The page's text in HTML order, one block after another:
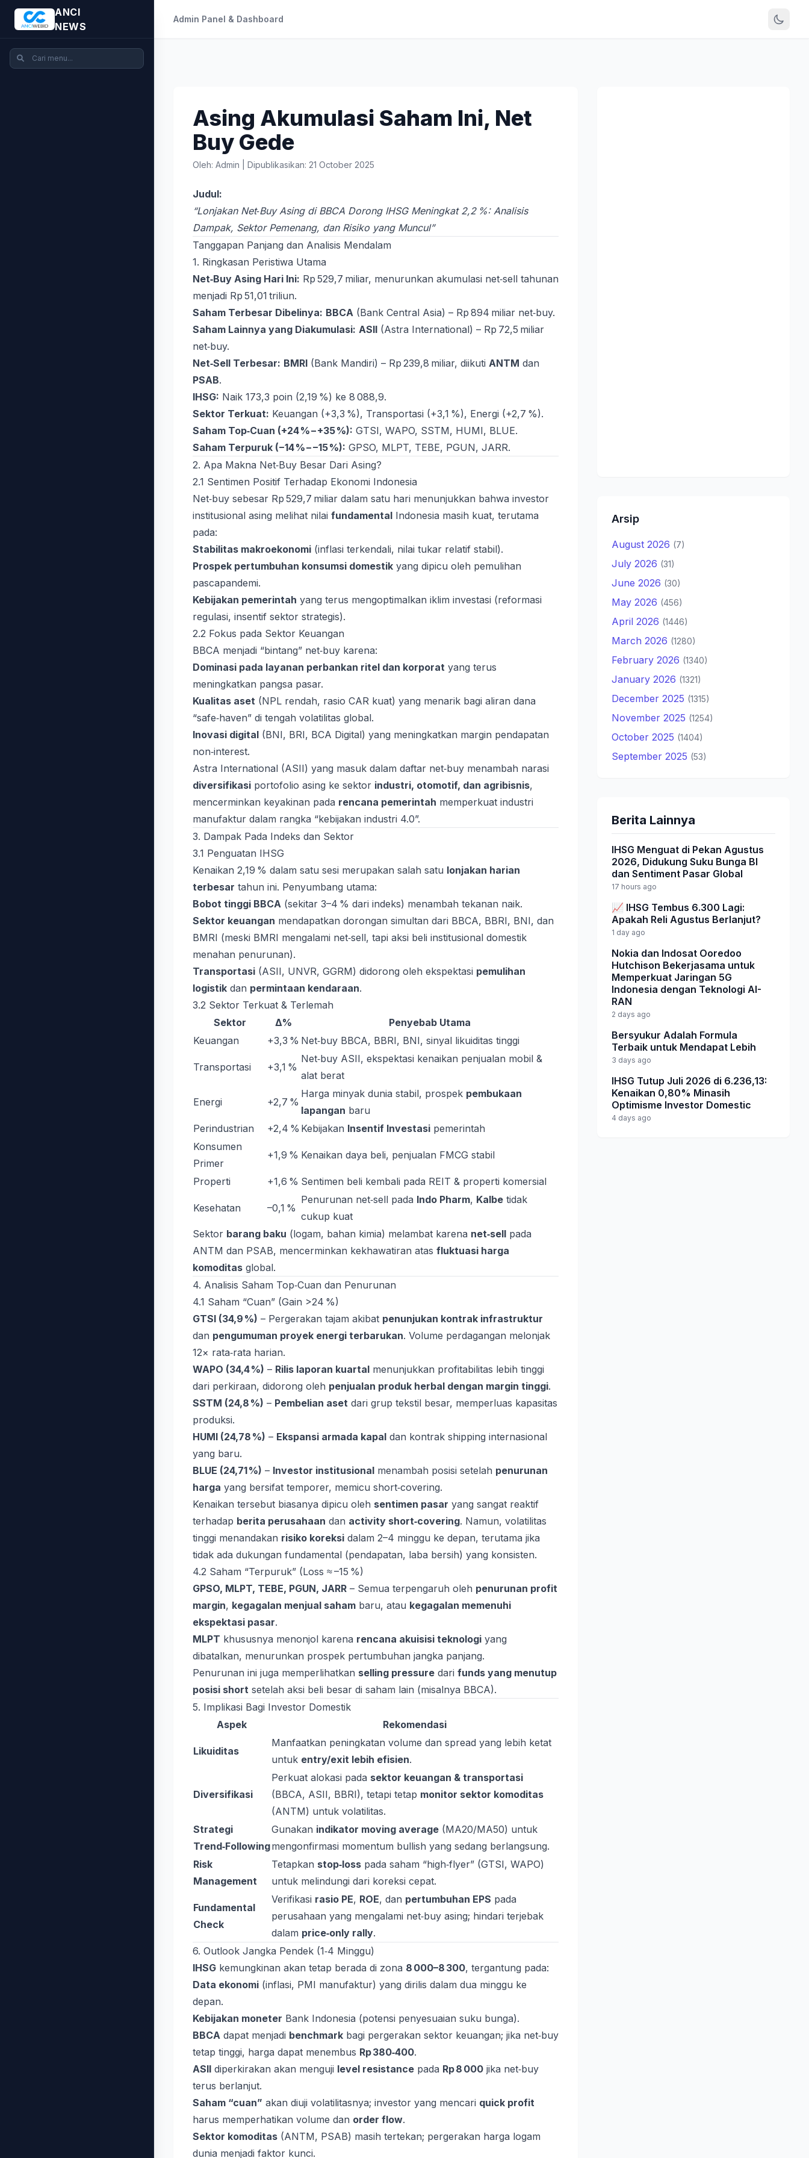
ANCI
NEWS
Admin Panel & Dashboard
Asing Akumulasi Saham Ini, Net
Buy Gede
Oleh: Admin Dipublikasikan: 21 October 2025
Judul:
“Lonjakan Net‑Buy Asing di BBCA Dorong IHSG Meningkat 2,2 %: Analisis
Dampak, Sektor Pemenang, dan Risiko yang Muncul”
Tanggapan Panjang dan Analisis Mendalam
1. Ringkasan Peristiwa Utama
Net‑Buy Asing Hari Ini: Rp 529,7 miliar, menurunkan akumulasi net‑sell tahunan
menjadi Rp 51,01 triliun.
Saham Terbesar Dibelinya: BBCA (Bank Central Asia) – Rp 894 miliar net‑buy.
Saham Lainnya yang Diakumulasi: ASII (Astra International) – Rp 72,5 miliar
net‑buy.
Net‑Sell Terbesar: BMRI (Bank Mandiri) – Rp 239,8 miliar, diikuti ANTM dan
PSAB.
IHSG: Naik 173,3 poin (2,19 %) ke 8 088,9.
Sektor Terkuat: Keuangan (+3,3 %), Transportasi (+3,1 %), Energi (+2,7 %).
Saham Top‑Cuan (+24 % – +35 %): GTSI, WAPO, SSTM, HUMI, BLUE.
Saham Terpuruk (−14 % – −15 %): GPSO, MLPT, TEBE, PGUN, JARR.
2. Apa Makna Net‑Buy Besar Dari Asing?
2.1 Sentimen Positif Terhadap Ekonomi Indonesia
Net‑buy sebesar Rp 529,7 miliar dalam satu hari menunjukkan bahwa investor
institusional asing melihat nilai fundamental Indonesia masih kuat, terutama
pada:
Stabilitas makroekonomi (inflasi terkendali, nilai tukar relatif stabil).
Prospek pertumbuhan konsumsi domestik yang dipicu oleh pemulihan
pascapandemi.
Kebijakan pemerintah yang terus mengoptimalkan iklim investasi (reformasi
regulasi, insentif sektor strategis).
2.2 Fokus pada Sektor Keuangan
BBCA menjadi “bintang” net‑buy karena:
Dominasi pada layanan perbankan ritel dan korporat yang terus
meningkatkan pangsa pasar.
Kualitas aset (NPL rendah, rasio CAR kuat) yang menarik bagi aliran dana
“safe‑haven” di tengah volatilitas global.
Inovasi digital (BNI, BRI, BCA Digital) yang meningkatkan margin pendapatan
non‑interest.
Astra International (ASII) yang masuk dalam daftar net‑buy menambah narasi
diversifikasi portofolio asing ke sektor industri, otomotif, dan agribisnis,
mencerminkan keyakinan pada rencana pemerintah memperkuat industri
manufaktur dalam rangka “kebijakan industri 4.0”.
3. Dampak Pada Indeks dan Sektor
3.1 Penguatan IHSG
Kenaikan 2,19 % dalam satu sesi merupakan salah satu lonjakan harian
terbesar tahun ini. Penyumbang utama:
Bobot tinggi BBCA (sekitar 3–4 % dari indeks) menambah tekanan naik.
Sektor keuangan mendapatkan dorongan simultan dari BBCA, BBRI, BNI, dan
BMRI (meski BMRI mengalami net‑sell, tapi aksi beli institusional domestik
menahan penurunan).
Transportasi (ASII, UNVR, GGRM) didorong oleh ekspektasi pemulihan
logistik dan permintaan kendaraan.
3.2 Sektor Terkuat & Terlemah
Sektor
Δ%
Penyebab Utama
Keuangan
+3,3 % Net‑buy BBCA, BBRI, BNI, sinyal likuiditas tinggi
Transportasi +3,1 %
Net‑buy ASII, ekspektasi kenaikan penjualan mobil &
alat berat
Energi +2,7 %
Harga minyak dunia stabil, prospek pembukaan
lapangan baru
Perindustrian
+2,4 % Kebijakan Insentif Investasi pemerintah
Konsumen
Primer
+1,9 % Kenaikan daya beli, penjualan FMCG stabil
Properti +1,6 % Sentimen beli kembali pada REIT & properti komersial
Kesehatan –0,1 %
Penurunan net‑sell pada Indo Pharm, Kalbe tidak
cukup kuat
Sektor barang baku (logam, bahan kimia) melambat karena net‑sell pada
ANTM dan PSAB, mencerminkan kekhawatiran atas fluktuasi harga
komoditas global.
4. Analisis Saham Top‑Cuan dan Penurunan
4.1 Saham “Cuan” (Gain >24 %)
GTSI (34,9 %) – Pergerakan tajam akibat penunjukan kontrak infrastruktur
dan pengumuman proyek energi terbarukan. Volume perdagangan melonjak
12× rata‑rata harian.
WAPO (34,4 %) – Rilis laporan kuartal menunjukkan profitabilitas lebih tinggi
dari perkiraan, didorong oleh penjualan produk herbal dengan margin tinggi.
SSTM (24,8 %) – Pembelian aset dari grup tekstil besar, memperluas kapasitas
produksi.
HUMI (24,78 %) – Ekspansi armada kapal dan kontrak shipping internasional
yang baru.
BLUE (24,71 %) – Investor institusional menambah posisi setelah penurunan
harga yang bersifat temporer, memicu short‑covering.
Kenaikan tersebut biasanya dipicu oleh sentimen pasar yang sangat reaktif
terhadap berita perusahaan dan activity short‑covering. Namun, volatilitas
tinggi menandakan risiko koreksi dalam 2–4 minggu ke depan, terutama jika
tidak ada dukungan fundamental (pendapatan, laba bersih) yang konsisten.
4.2 Saham “Terpuruk” (Loss ≈ –15 %)
GPSO, MLPT, TEBE, PGUN, JARR – Semua terpengaruh oleh penurunan profit
margin, kegagalan menjual saham baru, atau kegagalan memenuhi
ekspektasi pasar.
MLPT khususnya menonjol karena rencana akuisisi teknologi yang
dibatalkan, menurunkan prospek pertumbuhan jangka panjang.
Penurunan ini juga memperlihatkan selling pressure dari funds yang menutup
posisi short setelah aksi beli besar di saham lain (misalnya BBCA).
5. Implikasi Bagi Investor Domestik
Aspek
Rekomendasi
Likuiditas
Manfaatkan peningkatan volume dan spread yang lebih ketat
untuk entry/exit lebih efisien.
Diversifikasi
Perkuat alokasi pada sektor keuangan & transportasi
(BBCA, ASII, BBRI), tetapi tetap monitor sektor komoditas
(ANTM) untuk volatilitas.
Strategi
Trend‑Following
Gunakan indikator moving average (MA20/MA50) untuk
mengonfirmasi momentum bullish yang sedang berlangsung.
Risk
Management
Tetapkan stop‑loss pada saham “high‑flyer” (GTSI, WAPO)
untuk melindungi dari koreksi cepat.
Fundamental
Check
Verifikasi rasio PE, ROE, dan pertumbuhan EPS pada
perusahaan yang mengalami net‑buy asing; hindari terjebak
dalam price‑only rally.
6. Outlook Jangka Pendek (1‑4 Minggu)
IHSG kemungkinan akan tetap berada di zona 8 000–8 300, tergantung pada:
Data ekonomi (inflasi, PMI manufaktur) yang dirilis dalam dua minggu ke
depan.
Kebijakan moneter Bank Indonesia (potensi penyesuaian suku bunga).
BBCA dapat menjadi benchmark bagi pergerakan sektor keuangan; jika net‑buy
tetap tinggi, harga dapat menembus Rp 380‑400.
ASII diperkirakan akan menguji level resistance pada Rp 8 000 jika net‑buy
terus berlanjut.
Saham “cuan” akan diuji volatilitasnya; investor yang mencari quick profit
harus memperhatikan volume dan order flow.
Sektor komoditas (ANTM, PSAB) masih tertekan; pergerakan harga logam
dunia menjadi faktor kunci.
Arsip
August 2026 (7)
July 2026 (31)
June 2026 (30)
May 2026 (456)
April 2026 (1446)
March 2026 (1280)
February 2026 (1340)
January 2026 (1321)
December 2025 (1315)
November 2025 (1254)
October 2025 (1404)
September 2025 (53)
Berita Lainnya
IHSG Menguat di Pekan Agustus
2026, Didukung Suku Bunga BI
dan Sentiment Pasar Global
17 hours ago
📈 IHSG Tembus 6.300 Lagi:
Apakah Reli Agustus Berlanjut?
1 day ago
Nokia dan Indosat Ooredoo
Hutchison Bekerjasama untuk
Memperkuat Jaringan 5G
Indonesia dengan Teknologi AI-
RAN
2 days ago
Bersyukur Adalah Formula
Terbaik untuk Mendapat Lebih
3 days ago
IHSG Tutup Juli 2026 di 6.236,13:
Kenaikan 0,80% Minasih
Optimisme Investor Domestic
4 days ago